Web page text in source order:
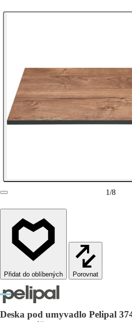
1/8
Porovnat
Deska pod umyvadlo Pelipal